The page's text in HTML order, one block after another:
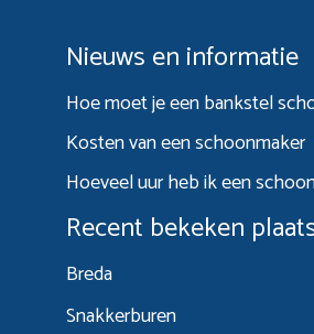
Nieuws en informatie
Hoe moet je een bankstel
Kosten van een schoonmaker
Hoeveel uur heb ik een
Recent bekeken
Breda
Snakkerburen